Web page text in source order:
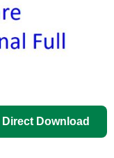
Direct Download